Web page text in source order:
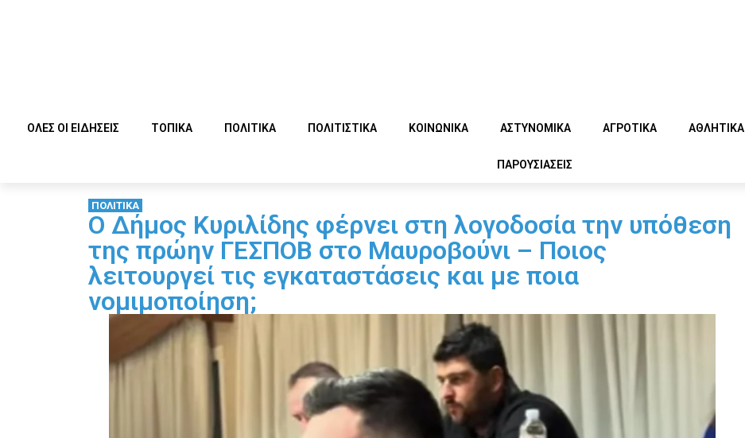
ΟΛΕΣ ΟΙ ΕΙΔΗΣΕΙΣ ΤΟΠΙΚΑ ΠΟΛΙΤΙΚΑ ΠΟΛΙΤΙΣΤΙΚΑ ΚΟΙΝΩΝΙΚΑ ΑΣΤΥΝΟΜΙΚΑ ΑΓΡΟΤΙΚΑ ΑΘΛΗΤΙΚΑ
ΠΑΡΟΥΣΙΑΣΕΙΣ
ΠΟΛΙΤΙΚΑ
Ο Δήμος Κυριλίδης φέρνει στη λογοδοσία την υπόθεση
της πρώην ΓΕΣΠΟΒ στο Μαυροβούνι – Ποιος
λειτουργεί τις εγκαταστάσεις και με ποια
νομιμοποίηση;